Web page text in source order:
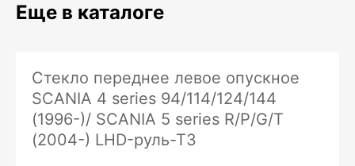
Еще в каталоге
Стекло переднее левое опускное
SCANIA 4 series 94/114/124/144
(1996-)/ SCANIA 5 series R/P/G/T
(2004-) LHD-руль-ТЗ